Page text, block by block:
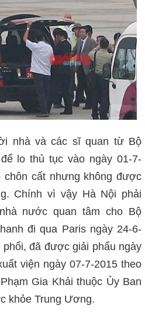
nhà và các sĩ quan từ Bộ
lo thủ tục vào ngày 01-7-
cất nhưng không được
Chính vì vậy Hà Nội phải
nước quan tâm cho Bộ
đi qua Paris ngày 24-6-
đã được giải phẩu ngày
viện ngày 07-7-2015 theo
Gia Khải thuộc Ủy Ban
khỏe Trung Ương.